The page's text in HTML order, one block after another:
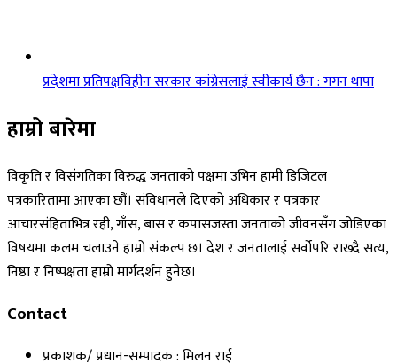
प्रदेशमा प्रतिपक्षविहीन सरकार कांग्रेसलाई स्वीकार्य छैन : गगन थापा
हाम्रो बारेमा
विकृति र विसंगतिका विरुद्ध जनताको पक्षमा उभिन हामी डिजिटल
पत्रकारितामा आएका छौं। संविधानले दिएको अधिकार र पत्रकार
आचारसंहिताभित्र रही, गाँस, बास र कपासजस्ता जनताको जीवनसँग जोडिएका
विषयमा कलम चलाउने हाम्रो संकल्प छ। देश र जनतालाई सर्वोपरि राख्दै सत्य,
निष्ठा र निष्पक्षता हाम्रो मार्गदर्शन हुनेछ।
Contact
प्रकाशक/ प्रधान-सम्पादक : मिलन राई